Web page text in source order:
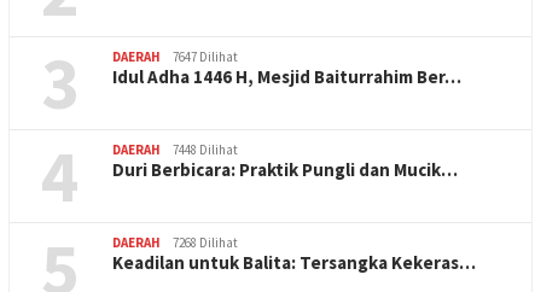
3 DAERAH 7647 Dilihat
Idul Adha 1446 H, Mesjid Baiturrahim Ber…
4 DAERAH 7448 Dilihat
Duri Berbicara: Praktik Pungli dan Mucik…
5 DAERAH 7268 Dilihat
Keadilan untuk Balita: Tersangka Kekeras…